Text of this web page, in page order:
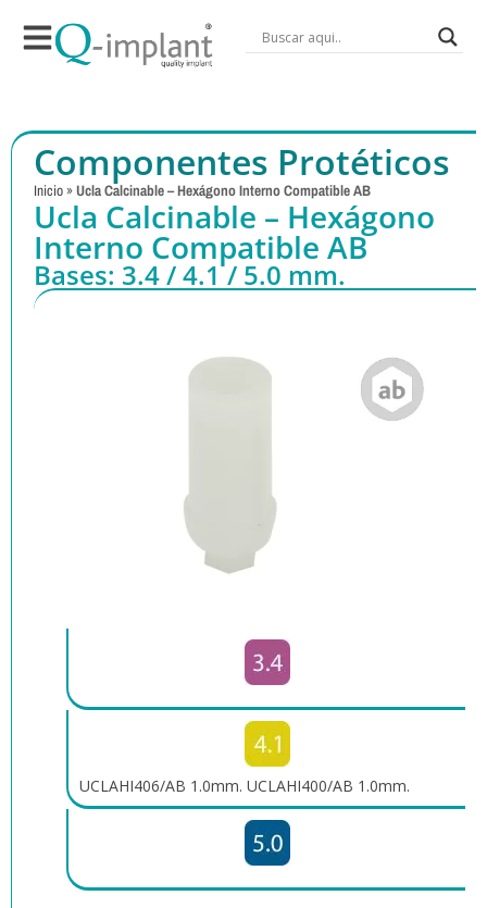
Componentes Protéticos
Inicio »Ucla Calcinable – Hexágono Interno Compatible AB
Ucla Calcinable – Hexágono
Interno Compatible AB
Bases: 3.4 / 4.1 / 5.0 mm.
UCLAHI406/AB 1.0mm. UCLAHI400/AB 1.0mm.